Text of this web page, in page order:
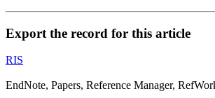
Export the record for this article
RIS
EndNote, Papers, Reference Manager,